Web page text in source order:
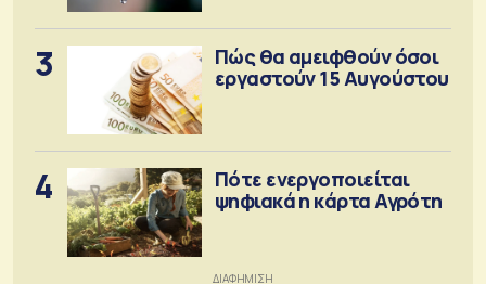
3
Πώς θα αμειφθούν όσοι
εργαστούν 15 Αυγούστου
4
Πότε ενεργοποιείται
ψηφιακά η κάρτα Αγρότη